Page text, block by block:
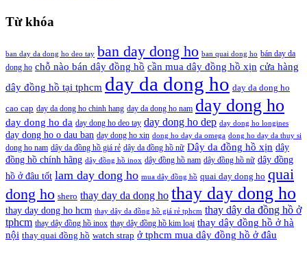
Từ khóa
ban day da dong ho deo tay ban day dong ho ban quai dong ho bán day da
dong ho chỗ nào bán dây đồng hồ cần mua dây đồng hồ xịn cửa hàng
dây đồng hồ tại tphcm day da dong ho day da dong ho
cao cap day da dong ho chinh hang day da dong ho nam day dong ho
day dong ho da day dong ho deo tay day dong ho dep day dong ho longines
day dong ho o dau ban day dong ho xin dong ho day da omega dong ho day da thuy si
dong ho nam dây da đồng hồ giá rẻ dây da đồng hồ nữ Dây da đồng hồ xịn dây
đồng hồ chính hãng dây đồng hồ inox dây đồng hồ nam dây đồng hồ nữ dây đồng
hồ ở đâu tốt lam day dong ho mua dây đồng hồ quai day dong ho quai
dong ho shero thay day da dong ho thay day dong ho
thay day dong ho hcm thay dây da đồng hồ giá rẻ tphcm thay dây da đồng hồ ở
tphcm thay dây đồng hồ inox thay dây đồng hồ kim loại thay dây đồng hồ ở hà
nội thay quai đồng hồ watch strap ở tphcm mua dây đồng hồ ở đâu